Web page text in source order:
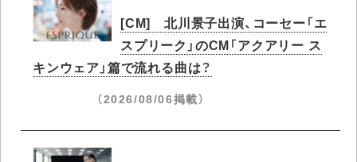
[CM] 北川景子出演、コーセー「エ
スプリーク」のCM「アクアリー ス
キンウェア」篇で流れる曲は？
（2026/08/06掲載）